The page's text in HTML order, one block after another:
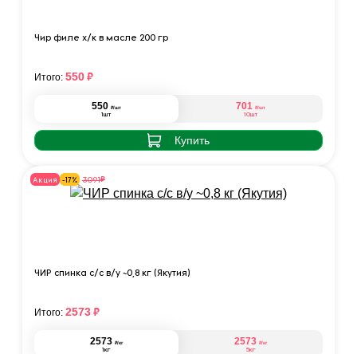
Чир филе х/к в масле 200 гр
550 ₽/шт
1шт
701 ₽/шт
10шт
Купить
Итого: 550₽
Акция -17% 3091₽
ЧИР спинка с/с в/у ~0,8 кг (Якутия)
2573 ₽/кг
1кг
2573 ₽/кг
5кг
Итого: 2573₽